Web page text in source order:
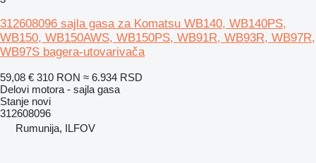
312608096 sajla gasa za Komatsu WB140, WB140PS,
WB150, WB150AWS, WB150PS, WB91R, WB93R, WB97R,
WB97S bagera-utovarivača
59,08 € 310 RON ≈ 6.934 RSD
Delovi motora - sajla gasa
Stanje novi
312608096
Rumunija, ILFOV